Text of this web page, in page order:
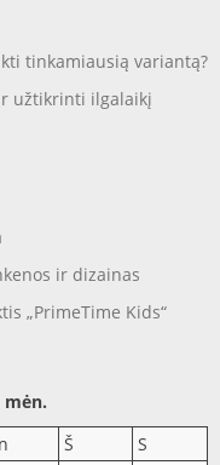
tinkamiausią variantą?
užtikrinti ilgalaikį
ir dizainas
„PrimeTime Kids“
mėn.
Š
S